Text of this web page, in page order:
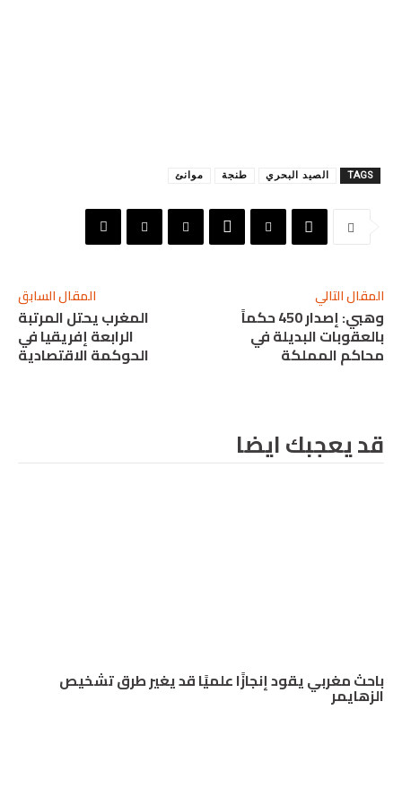
TAGS الصيد البحري طنجة موانئ
المقال السابق
المغرب يحتل المرتبة
الرابعة إفريقيا في
الحوكمة الاقتصادية
المقال التالي
وهبي: إصدار 450 حكماً
بالعقوبات البديلة في
محاكم المملكة
قد يعجبك ايضا
باحث مغربي يقود إنجازًا علميًا قد يغير طرق تشخيص
الزهايمر